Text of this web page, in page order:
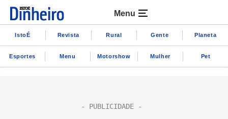
Menu
IstoÉ Revista Rural Gente Planeta
Esportes Menu Motorshow Mulher Pet